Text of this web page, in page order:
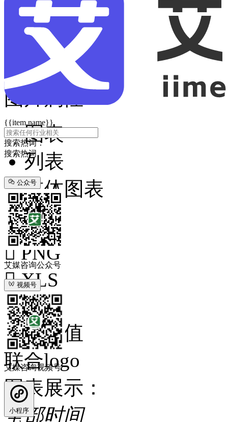
{{item.name}}
搜索热词：
搜索热词
公众号
艾媒咨询公众号
视频号
艾媒咨询视频号
小程序
字体大小
数值显示
刻度设置
图片属性
图表
列表
媒体图表
下载
 PNG
 XLS
 PPT
显示数值
联合logo
图表展示：
全部时间